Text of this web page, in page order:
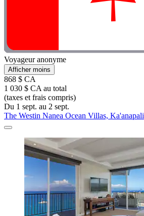
Voyageur anonyme
Afficher moins
868 $ CA
1 030 $ CA au total
(taxes et frais compris)
Du 1 sept. au 2 sept.
The Westin Nanea Ocean Villas, Ka'anapali